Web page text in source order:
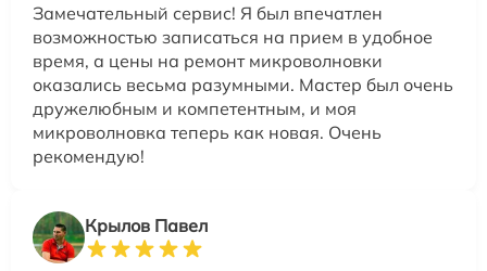
Замечательный сервис! Я был впечатлен
возможностью записаться на прием в удобное
время, а цены на ремонт микроволновки
оказались весьма разумными. Мастер был очень
дружелюбным и компетентным, и моя
микроволновка теперь как новая. Очень
рекомендую!
Крылов Павел